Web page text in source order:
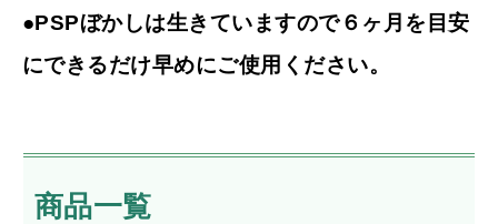
●PSPぼかしは生きていますので６ヶ月を目安
にできるだけ早めにご使用ください。
商品一覧